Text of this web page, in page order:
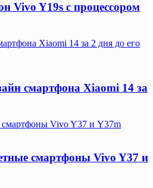
Vivo Y19s с процессором
Xiaomi 14 за 2 дня до его
смартфона Xiaomi 14 за
Vivo Y37 и Y37m
смартфоны Vivo Y37 и